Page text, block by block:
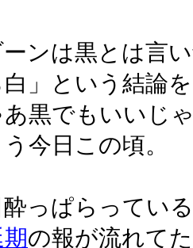
ーンは黒とは言
」という結論
黒でもいいじ
今日この頃。
っぱらってい
の報が流れて